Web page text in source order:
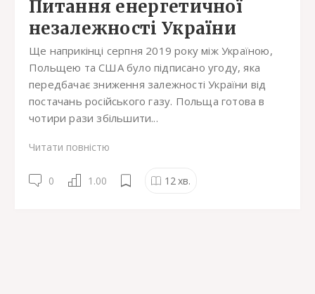
Питання енергетичної
незалежності України
Ще наприкінці серпня 2019 року між Україною,
Польщею та США було підписано угоду, яка
передбачає зниження залежності України від
постачань російського газу. Польща готова в
чотири рази збільшити...
Читати повністю
0 1.00 12хв.